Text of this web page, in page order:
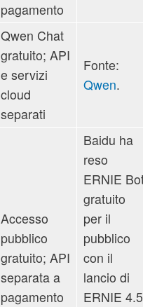
pagamento
Qwen Chat
gratuito; API
e servizi
cloud
separati
Fonte:
Qwen.
Accesso
pubblico
gratuito; API
separata a
pagamento
Baidu ha
reso
ERNIE
gratuito
per il
pubblico
con il
lancio di
ERNIE 4.5